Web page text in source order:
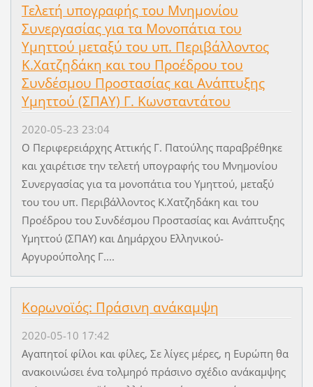
Τελετή υπογραφής του Μνημονίου
Συνεργασίας για τα Μονοπάτια του
Υμηττού μεταξύ του υπ. Περιβάλλοντος
Κ.Χατζηδάκη και του Προέδρου του
Συνδέσμου Προστασίας και Ανάπτυξης
Υμηττού (ΣΠΑΥ) Γ. Κωνσταντάτου
2020-05-23 23:04
Ο Περιφερειάρχης Αττικής Γ. Πατούλης παραβρέθηκε
και χαιρέτισε την τελετή υπογραφής του Μνημονίου
Συνεργασίας για τα μονοπάτια του Υμηττού, μεταξύ
του του υπ. Περιβάλλοντος Κ.Χατζηδάκη και του
Προέδρου του Συνδέσμου Προστασίας και Ανάπτυξης
Υμηττού (ΣΠΑΥ) και Δημάρχου Ελληνικού-
Αργυρούπολης Γ....
Κορωνοϊός: Πράσινη ανάκαμψη
2020-05-10 17:42
Αγαπητοί φίλοι και φίλες, Σε λίγες μέρες, η Ευρώπη θα
ανακοινώσει ένα τολμηρό πράσινο σχέδιο ανάκαμψης